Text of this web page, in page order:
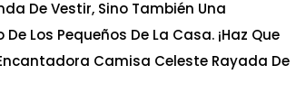
De Vestir, Sino También Una
Los Pequeños De La Casa. ¡Haz Que
Camisa Celeste Rayada De